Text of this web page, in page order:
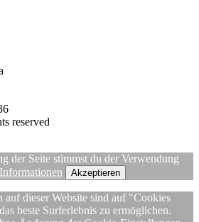
reserved
der Seite stimmst du der Verwendung
Akzeptieren
dieser Website sind auf "Cookies
beste Surferlebnis zu ermöglichen.